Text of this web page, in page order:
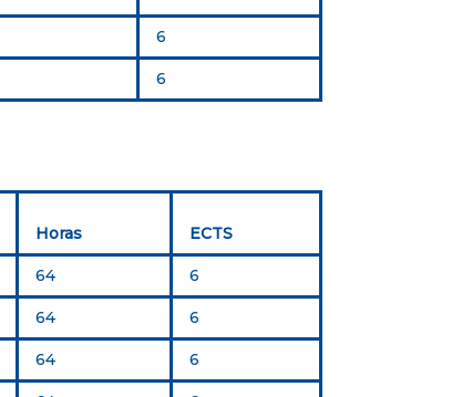
6
6
Horas ECTS
64 6
64 6
64 6